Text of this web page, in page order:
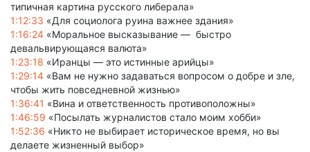
типичная картина русского либерала»
1:12:33 «Для социолога руина важнее здания»
1:16:24 «Моральное высказывание — быстро
девальвирующаяся валюта»
1:23:18 «Иранцы — это истинные арийцы»
1:29:14 «Вам не нужно задаваться вопросом о добре и зле,
чтобы жить повседневной жизнью»
1:36:41 «Вина и ответственность противоположны»
1:46:59 «Посылать журналистов стало моим хобби»
1:52:36 «Никто не выбирает историческое время, но вы
делаете жизненный выбор»